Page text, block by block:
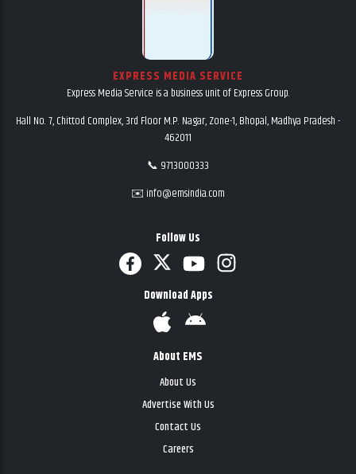
EXPRESS MEDIA SERVICE
Express Media Service is a business unit of Express Group.
Hall No. 7, Chittod Complex, 3rd Floor M.P. Nagar, Zone-1, Bhopal, Madhya Pradesh -
462011
📞 9713000333
✉️ info@emsindia.com
Follow Us
Download Apps
About EMS
About Us
Advertise With Us
Contact Us
Careers